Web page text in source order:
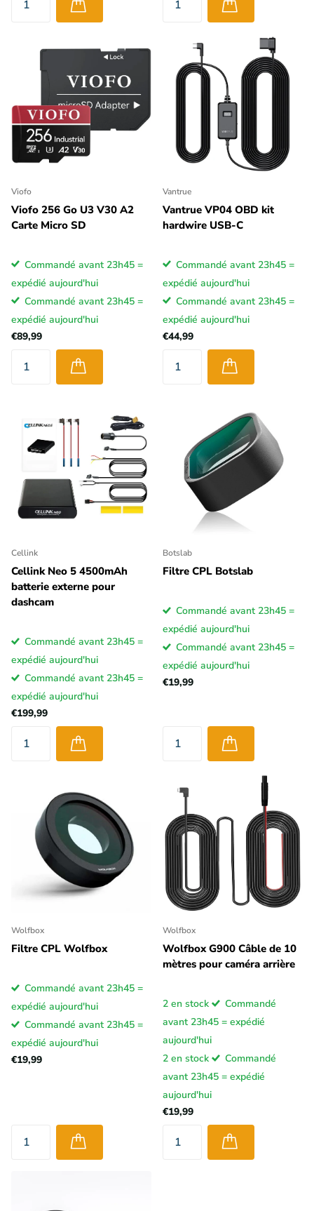
Viofo
Viofo 256 Go U3 V30 A2
Carte Micro SD
Commandé avant 23h45 =
expédié aujourd'hui
Commandé avant 23h45 =
expédié aujourd'hui
€89,99
Vantrue
Vantrue VP04 OBD kit
hardwire USB-C
Commandé avant 23h45 =
expédié aujourd'hui
Commandé avant 23h45 =
expédié aujourd'hui
€44,99
Cellink
Cellink Neo 5 4500mAh
batterie externe pour
dashcam
Commandé avant 23h45 =
expédié aujourd'hui
Commandé avant 23h45 =
expédié aujourd'hui
€199,99
Botslab
Filtre CPL Botslab
Commandé avant 23h45 =
expédié aujourd'hui
Commandé avant 23h45 =
expédié aujourd'hui
€19,99
Wolfbox
Filtre CPL Wolfbox
Commandé avant 23h45 =
expédié aujourd'hui
Commandé avant 23h45 =
expédié aujourd'hui
€19,99
Wolfbox
Wolfbox G900 Câble de 10
mètres pour caméra arrière
2 en stock
Commandé
avant 23h45 = expédié
aujourd'hui
2 en stock
Commandé
avant 23h45 = expédié
aujourd'hui
€19,99